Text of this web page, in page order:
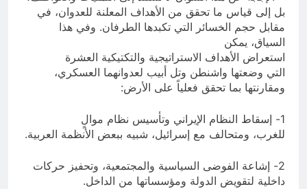
بل إلى قياس ما تحقق من الأهداف المعلنة للعدوان، في
مقابل حجم الخسائر التي تكبدها الطرفان. وفي هذا
السياق، يمكن
استعراض الأهداف الاستراتيجية والتكتيكية العشرة
التي وضعتها واشنطن وتل أبيب لعدوانهما العسكري،
ومقارنتها بما تحقق فعلياً على الأرض:
1- إسقاط النظام الإيراني وتأسيس نظام موالٍ
للغرب، ومتحالف مع إسرائيل، شبيه ببعض الأنظمة العربية.
2- إشاعة الفوضى السياسية والمجتمعية، وتحفيز حركات
داخلية لتقويض الدولة ومؤسساتها من الداخل.